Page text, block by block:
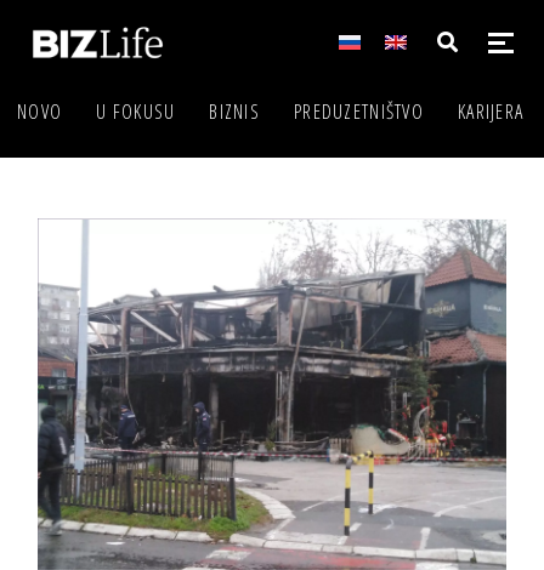
NOVO U FOKUSU BIZNIS PREDUZETNIŠTVO KARIJERA